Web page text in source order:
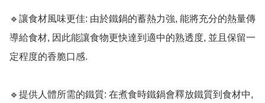
🔹讓食材風味更佳: 由於鐵鍋的蓄熱力強, 能將充分的熱量傳
導給食材, 因此能讓食物更快達到適中的熟透度, 並且保留一
定程度的香脆口感.
🔹提供人體所需的鐵質: 在煮食時鐵鍋會釋放鐵質到食材中,